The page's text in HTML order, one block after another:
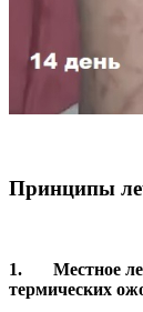
Принципы
1. Местное
термических